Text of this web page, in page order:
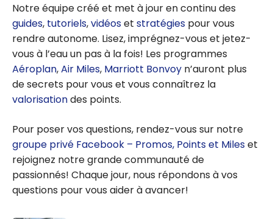
Notre équipe créé et met à jour en continu des
guides, tutoriels,vidéoset stratégies pour vous
rendre autonome. Lisez, imprégnez-vous et jetez-
vous à l’eau un pas à la fois! Les programmes
Aéroplan,Air Miles, Marriott Bonvoy n’auront plus
de secrets pour vous et vous connaîtrez la
valorisationdes points.
Pour poser vos questions, rendez-vous sur notre
groupe privé Facebook – Promos, Points et Mileset
rejoignez notre grande communauté de
passionnés! Chaque jour, nous répondons à vos
questions pour vous aider à avancer!